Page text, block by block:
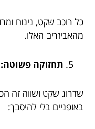
כל רוכב שקט, נינוח
מהאביזרים האלו.
תחזוקה
שדרוג שקט ושווה זה
באופניים בלי להיסבך: